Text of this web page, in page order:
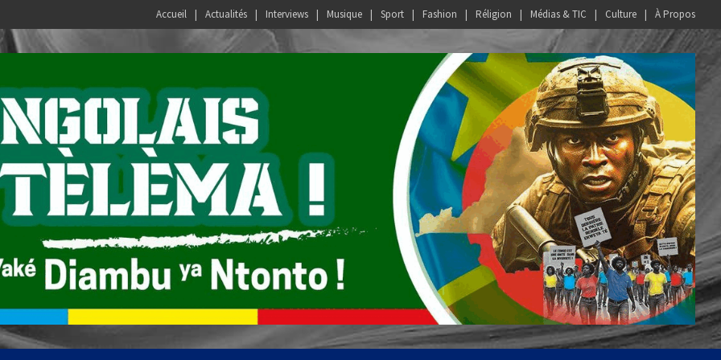
Accueil Actualités Interviews Musique Sport Fashion Réligion Médias & TIC Culture À Propos